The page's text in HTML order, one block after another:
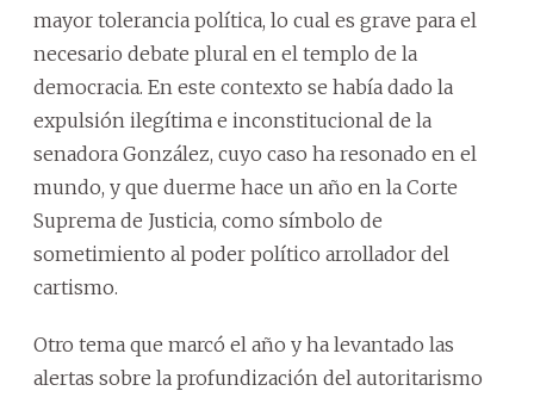
mayor tolerancia política, lo cual es grave para el
necesario debate plural en el templo de la
democracia. En este contexto se había dado la
expulsión ilegítima e inconstitucional de la
senadora González, cuyo caso ha resonado en el
mundo, y que duerme hace un año en la Corte
Suprema de Justicia, como símbolo de
sometimiento al poder político arrollador del
cartismo.
Otro tema que marcó el año y ha levantado las
alertas sobre la profundización del autoritarismo